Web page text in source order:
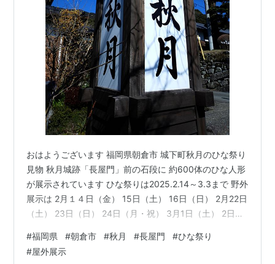
おはようございます 福岡県朝倉市 城下町秋月のひな祭り
見物 秋月城跡「長屋門」前の石段に 約600体のひな人形
が展示されています ひな祭りは2025.2.14～3.3まで 野外
展示は 2月１４日（金） 15日（土） 16日（日） 2月22日
（土） 23日（日） 24日（月・祝） 3月1日（土） 2日
す 屋外展示の雛祭りは初！ 雛人形の背景に青空なんて超
～珍しい！ 最上段 人形の影がいいね！ 石段の両サイド
#福岡県 #朝倉市 #秋月 #長屋門 #ひな祭り
#屋外展示